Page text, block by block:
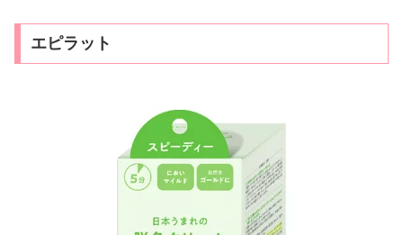
エピラット